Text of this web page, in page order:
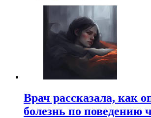
Врач рассказала, как
болезнь по поведению